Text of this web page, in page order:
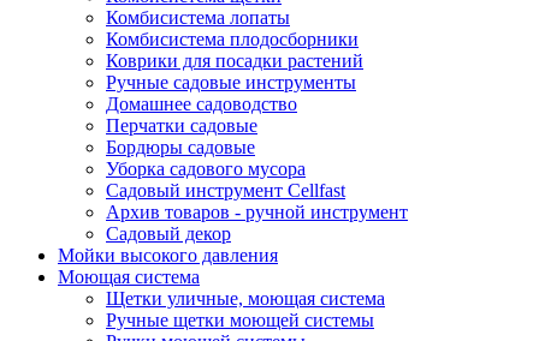
Комбисистема лопаты
Комбисистема плодосборники
Коврики для посадки растений
Ручные садовые инструменты
Домашнее садоводство
Перчатки садовые
Бордюры садовые
Уборка садового мусора
Садовый инструмент Cellfast
Архив товаров - ручной инструмент
Садовый декор
Мойки высокого давления
Моющая система
Щетки уличные, моющая система
Ручные щетки моющей системы